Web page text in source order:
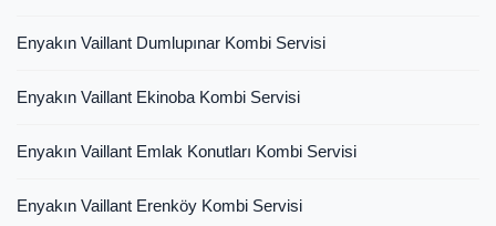
Enyakın Vaillant Dumlupınar Kombi Servisi
Enyakın Vaillant Ekinoba Kombi Servisi
Enyakın Vaillant Emlak Konutları Kombi Servisi
Enyakın Vaillant Erenköy Kombi Servisi